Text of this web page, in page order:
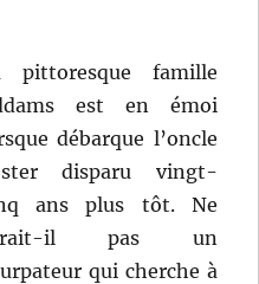
pittoresque famille
est en émoi
débarque l’oncle
disparu vingt-
ans plus tôt. Ne
il pas un
qui cherche à